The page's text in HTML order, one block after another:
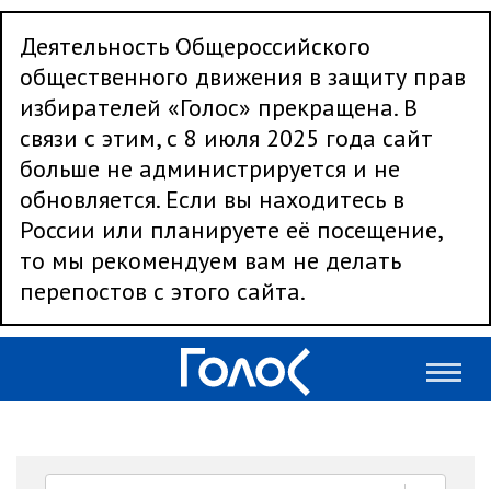
Деятельность Общероссийского
общественного движения в защиту прав
избирателей «Голос» прекращена. В
связи с этим, с 8 июля 2025 года сайт
больше не администрируется и не
обновляется. Если вы находитесь в
России или планируете её посещение,
то мы рекомендуем вам не делать
перепостов с этого сайта.